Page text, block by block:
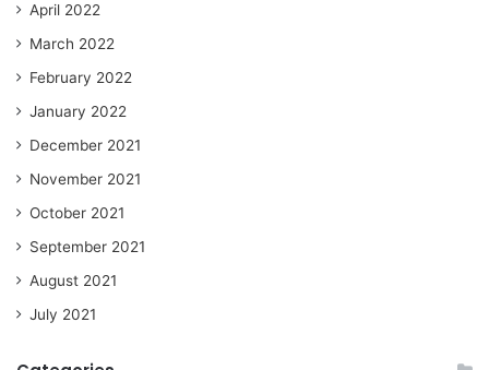
April 2022
March 2022
February 2022
January 2022
December 2021
November 2021
October 2021
September 2021
August 2021
July 2021